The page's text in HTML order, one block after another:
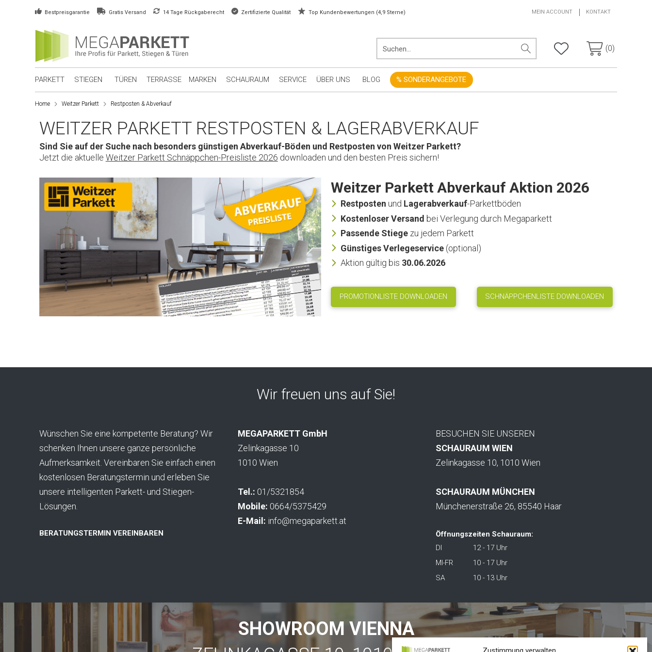
Bestpreisgarantie Gratis Versand 14 Tage Rückgaberecht Zertifizierte Qualität Top Kundenbewertungen (4,9 Sterne) MEIN ACCOUNT KONTAKT
(0)
PARKETT STIEGEN TÜREN TERRASSE MARKEN SCHAURAUM SERVICE ÜBER UNS BLOG % SONDERANGEBOTE
Home Weitzer Parkett Restposten & Abverkauf
WEITZER PARKETT RESTPOSTEN & LAGERABVERKAUF
Sind Sie auf der Suche nach besonders günstigen Abverkauf-Böden und Restposten von Weitzer Parkett?
Jetzt die aktuelle Weitzer Parkett Schnäppchen-Preisliste 2026 downloaden und den besten Preis sichern!
Weitzer Parkett Abverkauf Aktion 2026
Restposten und Lagerabverkauf-Parkettböden
Kostenloser Versand bei Verlegung durch Megaparkett
Passende Stiege zu jedem Parkett
Günstiges Verlegeservice (optional)
Aktion gültig bis 30.06.2026
PROMOTIONLISTE DOWNLOADEN SCHNÄPPCHENLISTE DOWNLOADEN
Wir freuen uns auf Sie!
Wünschen Sie eine kompetente Beratung? Wir
schenken Ihnen unsere ganze persönliche
Aufmerksamkeit. Vereinbaren Sie einfach einen
kostenlosen Beratungstermin und erleben Sie
unsere intelligenten Parkett- und Stiegen-
Lösungen.
BERATUNGSTERMIN VEREINBAREN
MEGAPARKETT GmbH
Zelinkagasse 10
1010 Wien
Tel.: 01/5321854
Mobile: 0664/5375429
E-Mail: info@megaparkett.at
BESUCHEN SIE UNSEREN
SCHAURAUM WIEN
Zelinkagasse 10, 1010 Wien
SCHAURAUM MÜNCHEN
Münchenerstraße 26, 85540 Haar
Öffnungszeiten Schauraum:
DI
12 - 17 Uhr
MI-FR
10 - 17 Uhr
SA
10 - 13 Uhr
SHOWROOM VIENNA